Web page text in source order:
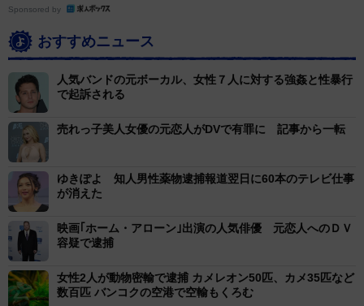
Sponsored by
おすすめニュース
人気バンドの元ボーカル、女性７人に対する強姦と性暴行
で起訴される
売れっ子美人女優の元恋人がDVで有罪に 記事から一転
ゆきぽよ 知人男性薬物逮捕報道翌日に60本のテレビ仕事
が消えた
映画｢ホーム・アローン｣出演の人気俳優 元恋人へのＤＶ
容疑で逮捕
女性2人が動物密輸で逮捕 カメレオン50匹、カメ35匹など
数百匹 バンコクの空港で空輸もくろむ